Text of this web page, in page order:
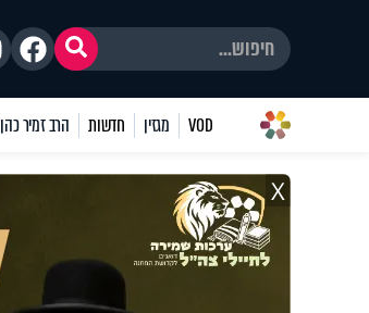
VOD מגזין חדשות הרב זמיר כהן
X